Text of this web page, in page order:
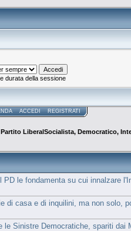
durata della sessione
ACCEDI REGISTRATI
Partito LiberalSocialista, Democratico,
PD le fondamenta su cui innalzare
di casa e di inquilini, ma non solo,
le Sinistre Democratiche, spariti dai